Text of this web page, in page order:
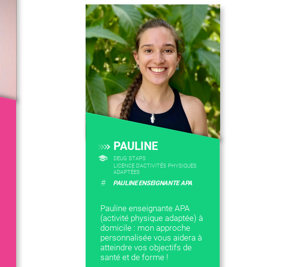
PAULINE
DEUG STAPS
LICENCE D’ACTIVITÉS PHYSIQUES
ADAPTÉES
# PAULINE ENSEIGNANTE APA
Pauline enseignante APA
(activité physique adaptée) à
domicile : mon approche
personnalisée vous aidera à
atteindre vos objectifs de
santé et de forme !